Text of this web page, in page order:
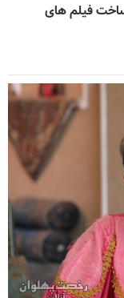
ساخت فیلم های